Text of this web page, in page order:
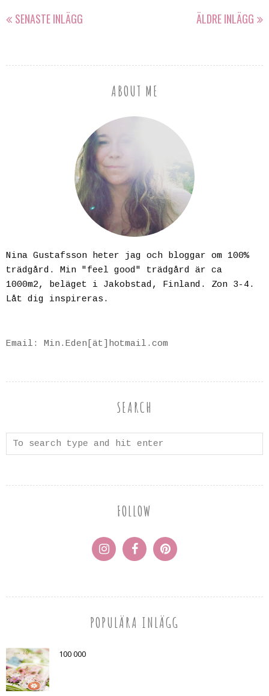
SENASTE INLÄGG ÄLDRE INLÄGG
ABOUT ME
Nina Gustafsson heter jag och bloggar om 100%
trädgård. Min "feel good" trädgård är ca
1000m2, beläget i Jakobstad, Finland. Zon 3-4.
Låt dig inspireras.
Email: Min.Eden[ät]hotmail.com
SEARCH
FOLLOW
POPULÄRA INLÄGG
100 000